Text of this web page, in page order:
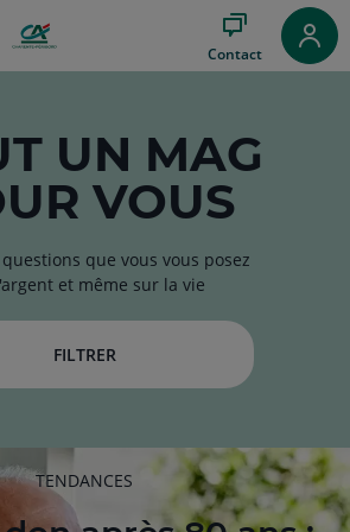
Contact
UN MAG
VOUS
que vous vous posez
et même sur la vie
FILTRER
RUBRIQUE
DE
L'ARTICLE
TENDANCES